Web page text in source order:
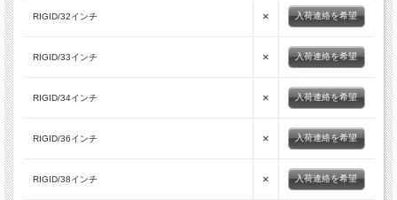
RIGID/32インチ × 入荷連絡を希望
RIGID/33インチ × 入荷連絡を希望
RIGID/34インチ × 入荷連絡を希望
RIGID/36インチ × 入荷連絡を希望
RIGID/38インチ × 入荷連絡を希望